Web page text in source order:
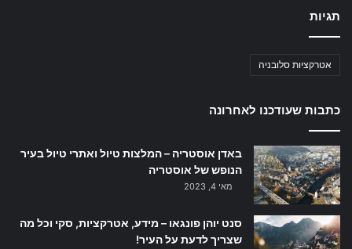
תגיות
אטרקציות סלובניה
כתבות שעודכנו לאחרונה
באדן אוסטריה – המלצות טיול ואתרי טיול בעיר
הנופש של אוסטריה
מאי 4, 2023
סנט יוהן פונגאו – מידע, אטרקציות, סקי וכל מה
שצריך לדעת על העיר!